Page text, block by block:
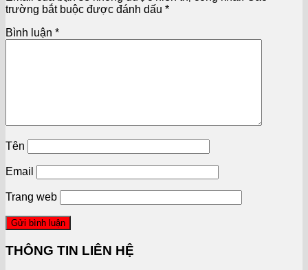
trường bắt buộc được đánh dấu *
Bình luận *
Tên
Email
Trang web
THÔNG TIN LIÊN HỆ